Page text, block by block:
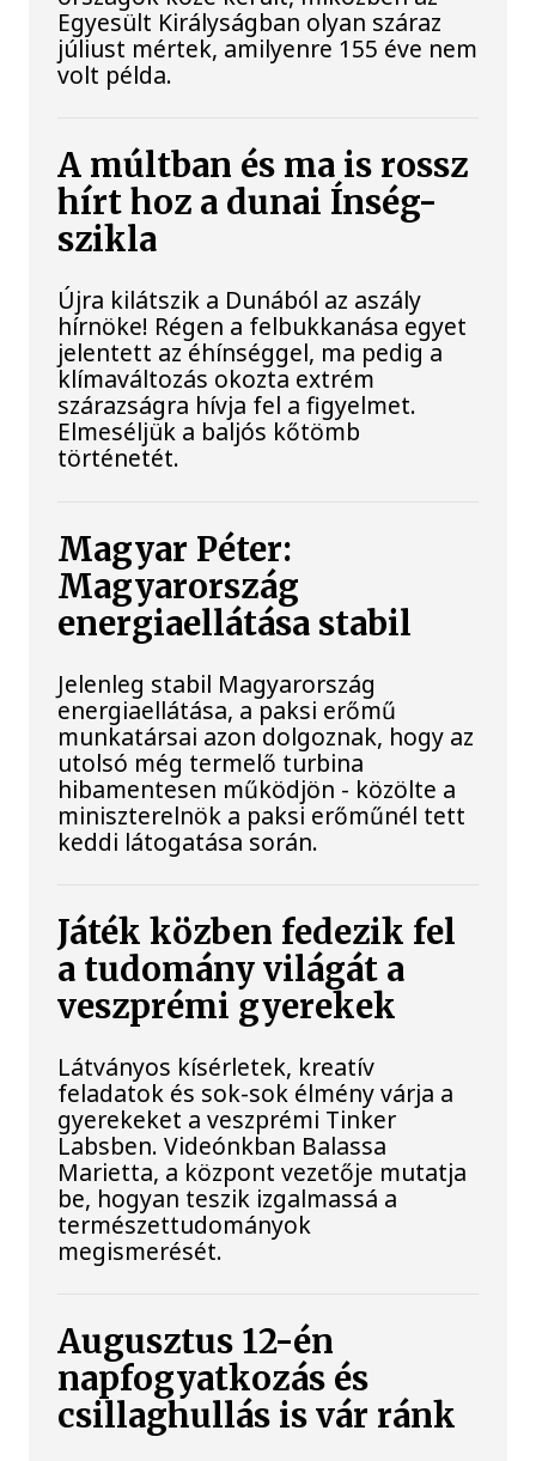
Egyesült Királyságban olyan száraz
júliust mértek, amilyenre 155 éve nem
volt példa.
A múltban és ma is rossz
hírt hoz a dunai Ínség-
szikla
Újra kilátszik a Dunából az aszály
hírnöke! Régen a felbukkanása egyet
jelentett az éhínséggel, ma pedig a
klímaváltozás okozta extrém
szárazságra hívja fel a figyelmet.
Elmeséljük a baljós kőtömb
történetét.
Magyar Péter:
Magyarország
energiaellátása stabil
Jelenleg stabil Magyarország
energiaellátása, a paksi erőmű
munkatársai azon dolgoznak, hogy az
utolsó még termelő turbina
hibamentesen működjön - közölte a
miniszterelnök a paksi erőműnél tett
keddi látogatása során.
Játék közben fedezik fel
a tudomány világát a
veszprémi gyerekek
Látványos kísérletek, kreatív
feladatok és sok-sok élmény várja a
gyerekeket a veszprémi Tinker
Labsben. Videónkban Balassa
Marietta, a központ vezetője mutatja
be, hogyan teszik izgalmassá a
természettudományok
megismerését.
Augusztus 12-én
napfogyatkozás és
csillaghullás is vár ránk